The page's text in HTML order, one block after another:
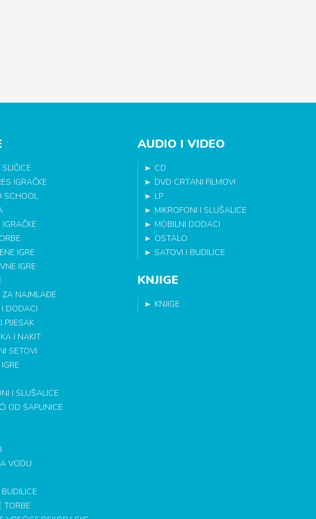
IGRAČKE
SCHOOL
IGRAČKE
IGRE
IGRE
ZA NAJMLAĐE
DODACI
PIJESAK
I NAKIT
SETOVI
I SLUŠALICE
OD SAPUNICE
VODU
TORBE
AUDIO I VIDEO
► CD
► DVD CRTANI FILMOVI
► LP
► MIKROFONI I SLUŠALICE
► MOBILNI DODACI
► OSTALO
► SATOVI I BUDILICE
KNJIGE
► KNJIGE